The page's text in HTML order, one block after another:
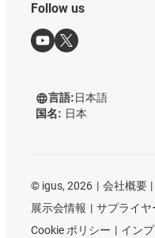
Follow us
言語:日本語
国名: 日本
© igus, 2026 会社概要
展示会情報
サプライヤ
Cookie ポリシー
イン